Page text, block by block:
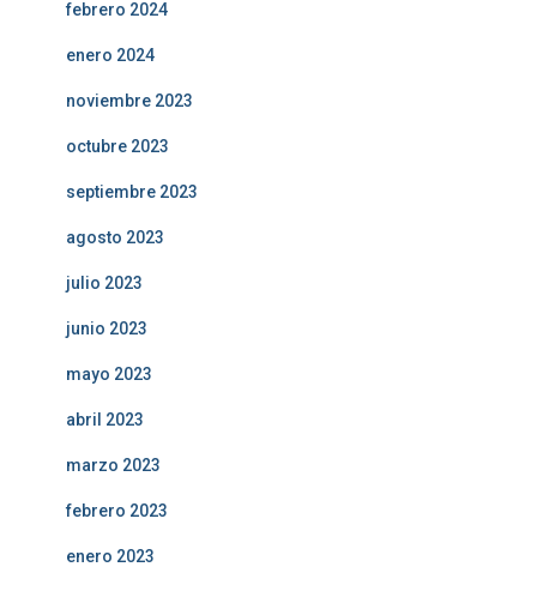
febrero 2024
enero 2024
noviembre 2023
octubre 2023
septiembre 2023
agosto 2023
julio 2023
junio 2023
mayo 2023
abril 2023
marzo 2023
febrero 2023
enero 2023